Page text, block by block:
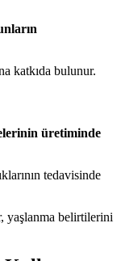
katkıda bulunur.
üretiminde
tedavisinde
yaşlanma belirtilerini